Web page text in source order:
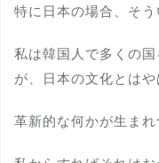
特に日本の場合、そう
私は韓国人で多くの
が、日本の文化とは
革新的な何かが生まれ